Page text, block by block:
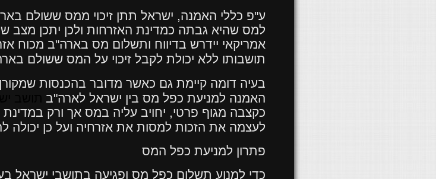
ע"פ כללי האמנה, ישראל תתן זיכוי ממס ששולם
למס שהיא גבתה כמדינת האזרחות ולכן יתכן
אמריקאי יידרש בדיווח ותשלום מס בארה"ב מכוח
תושבותו ללא יכולת לקבל זיכוי על המס ששולם
בעיה דומה קיימת גם כאשר מדובר בהכנסות שמקורן
האמנה למניעת כפל מס בין ישראל לארה"ב
כקצבה מגוף פרטי, יחויב עליה במס אך ורק
לעצמה את הזכות למסות את אזרחיה ועל כן יכולה
פתרון למניעת כפל המס